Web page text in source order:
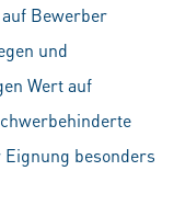
Bewerber
und
Wert auf
besonders